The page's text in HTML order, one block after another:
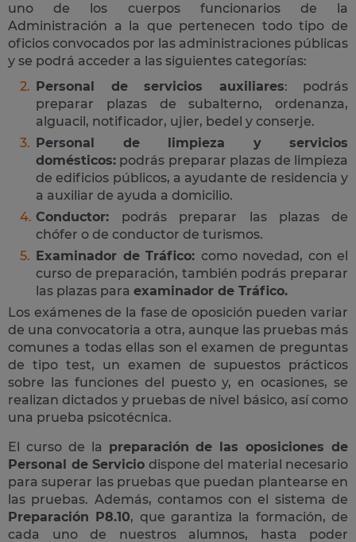
uno de los cuerpos funcionarios de la
Administración a la que pertenecen todo tipo de
oficios convocados por las administraciones públicas
y se podrá acceder a las siguientes categorías:
Personal de servicios auxiliares: podrás
preparar plazas de subalterno, ordenanza,
alguacil, notificador, ujier, bedel y conserje.
Personal de limpieza y servicios
domésticos: podrás preparar plazas de limpieza
de edificios públicos, a ayudante de residencia y
a auxiliar de ayuda a domicilio.
Conductor: podrás preparar las plazas de
chófer o de conductor de turismos.
Examinador de Tráfico: como novedad, con el
curso de preparación, también podrás preparar
las plazas para examinador de Tráfico.
Los exámenes de la fase de oposición pueden variar
de una convocatoria a otra, aunque las pruebas más
comunes a todas ellas son el examen de preguntas
de tipo test, un examen de supuestos prácticos
sobre las funciones del puesto y, en ocasiones, se
realizan dictados y pruebas de nivel básico, así como
una prueba psicotécnica.
El curso de la preparación de las oposiciones de
Personal de Servicio dispone del material necesario
para superar las pruebas que puedan plantearse en
las pruebas. Además, contamos con el sistema de
Preparación P8.10, que garantiza la formación, de
cada uno de nuestros alumnos, hasta poder